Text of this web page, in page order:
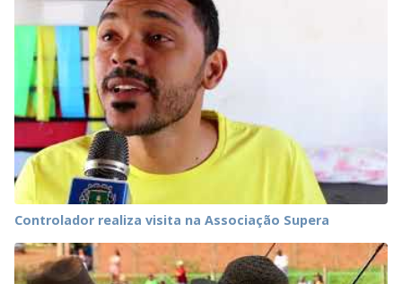
Controlador realiza visita na Associação Supera